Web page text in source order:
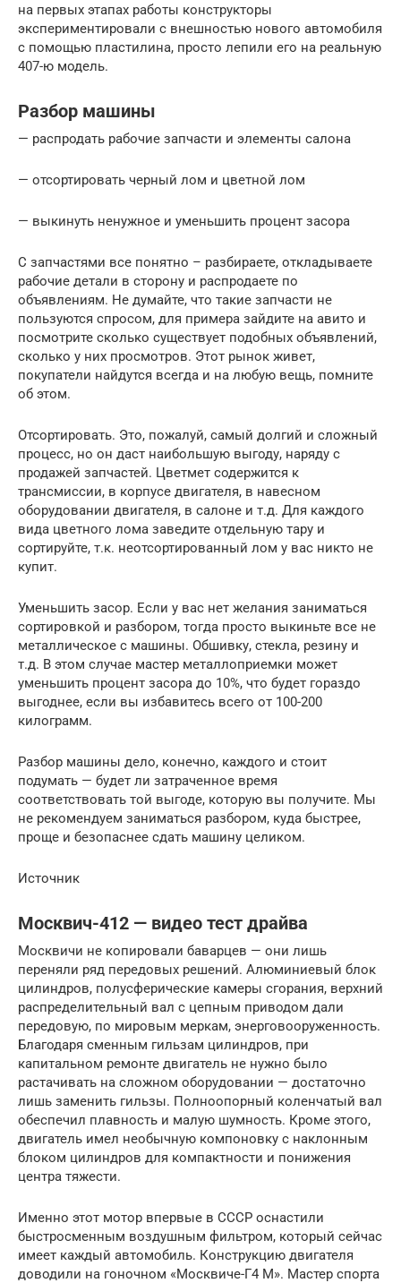
на первых этапах работы конструкторы
экспериментировали с внешностью нового автомобиля
с помощью пластилина, просто лепили его на реальную
407-ю модель.
Разбор машины
— распродать рабочие запчасти и элементы салона
— отсортировать черный лом и цветной лом
— выкинуть ненужное и уменьшить процент засора
С запчастями все понятно – разбираете, откладываете
рабочие детали в сторону и распродаете по
объявлениям. Не думайте, что такие запчасти не
пользуются спросом, для примера зайдите на авито и
посмотрите сколько существует подобных объявлений,
сколько у них просмотров. Этот рынок живет,
покупатели найдутся всегда и на любую вещь, помните
об этом.
Отсортировать. Это, пожалуй, самый долгий и сложный
процесс, но он даст наибольшую выгоду, наряду с
продажей запчастей. Цветмет содержится к
трансмиссии, в корпусе двигателя, в навесном
оборудовании двигателя, в салоне и т.д. Для каждого
вида цветного лома заведите отдельную тару и
сортируйте, т.к. неотсортированный лом у вас никто не
купит.
Уменьшить засор. Если у вас нет желания заниматься
сортировкой и разбором, тогда просто выкиньте все не
металлическое с машины. Обшивку, стекла, резину и
т.д. В этом случае мастер металлоприемки может
уменьшить процент засора до 10%, что будет гораздо
выгоднее, если вы избавитесь всего от 100-200
килограмм.
Разбор машины дело, конечно, каждого и стоит
подумать — будет ли затраченное время
соответствовать той выгоде, которую вы получите. Мы
не рекомендуем заниматься разбором, куда быстрее,
проще и безопаснее сдать машину целиком.
Источник
Москвич-412 — видео тест драйва
Москвичи не копировали баварцев — они лишь
переняли ряд передовых решений. Алюминиевый блок
цилиндров, полусферические камеры сгорания, верхний
распределительный вал с цепным приводом дали
передовую, по мировым меркам, энерговооруженность.
Благодаря сменным гильзам цилиндров, при
капитальном ремонте двигатель не нужно было
растачивать на сложном оборудовании — достаточно
лишь заменить гильзы. Полноопорный коленчатый вал
обеспечил плавность и малую шумность. Кроме этого,
двигатель имел необычную компоновку с наклонным
блоком цилиндров для компактности и понижения
центра тяжести.
Именно этот мотор впервые в СССР оснастили
быстросменным воздушным фильтром, который сейчас
имеет каждый автомобиль. Конструкцию двигателя
доводили на гоночном «Москвиче-Г4 М». Мастер спорта